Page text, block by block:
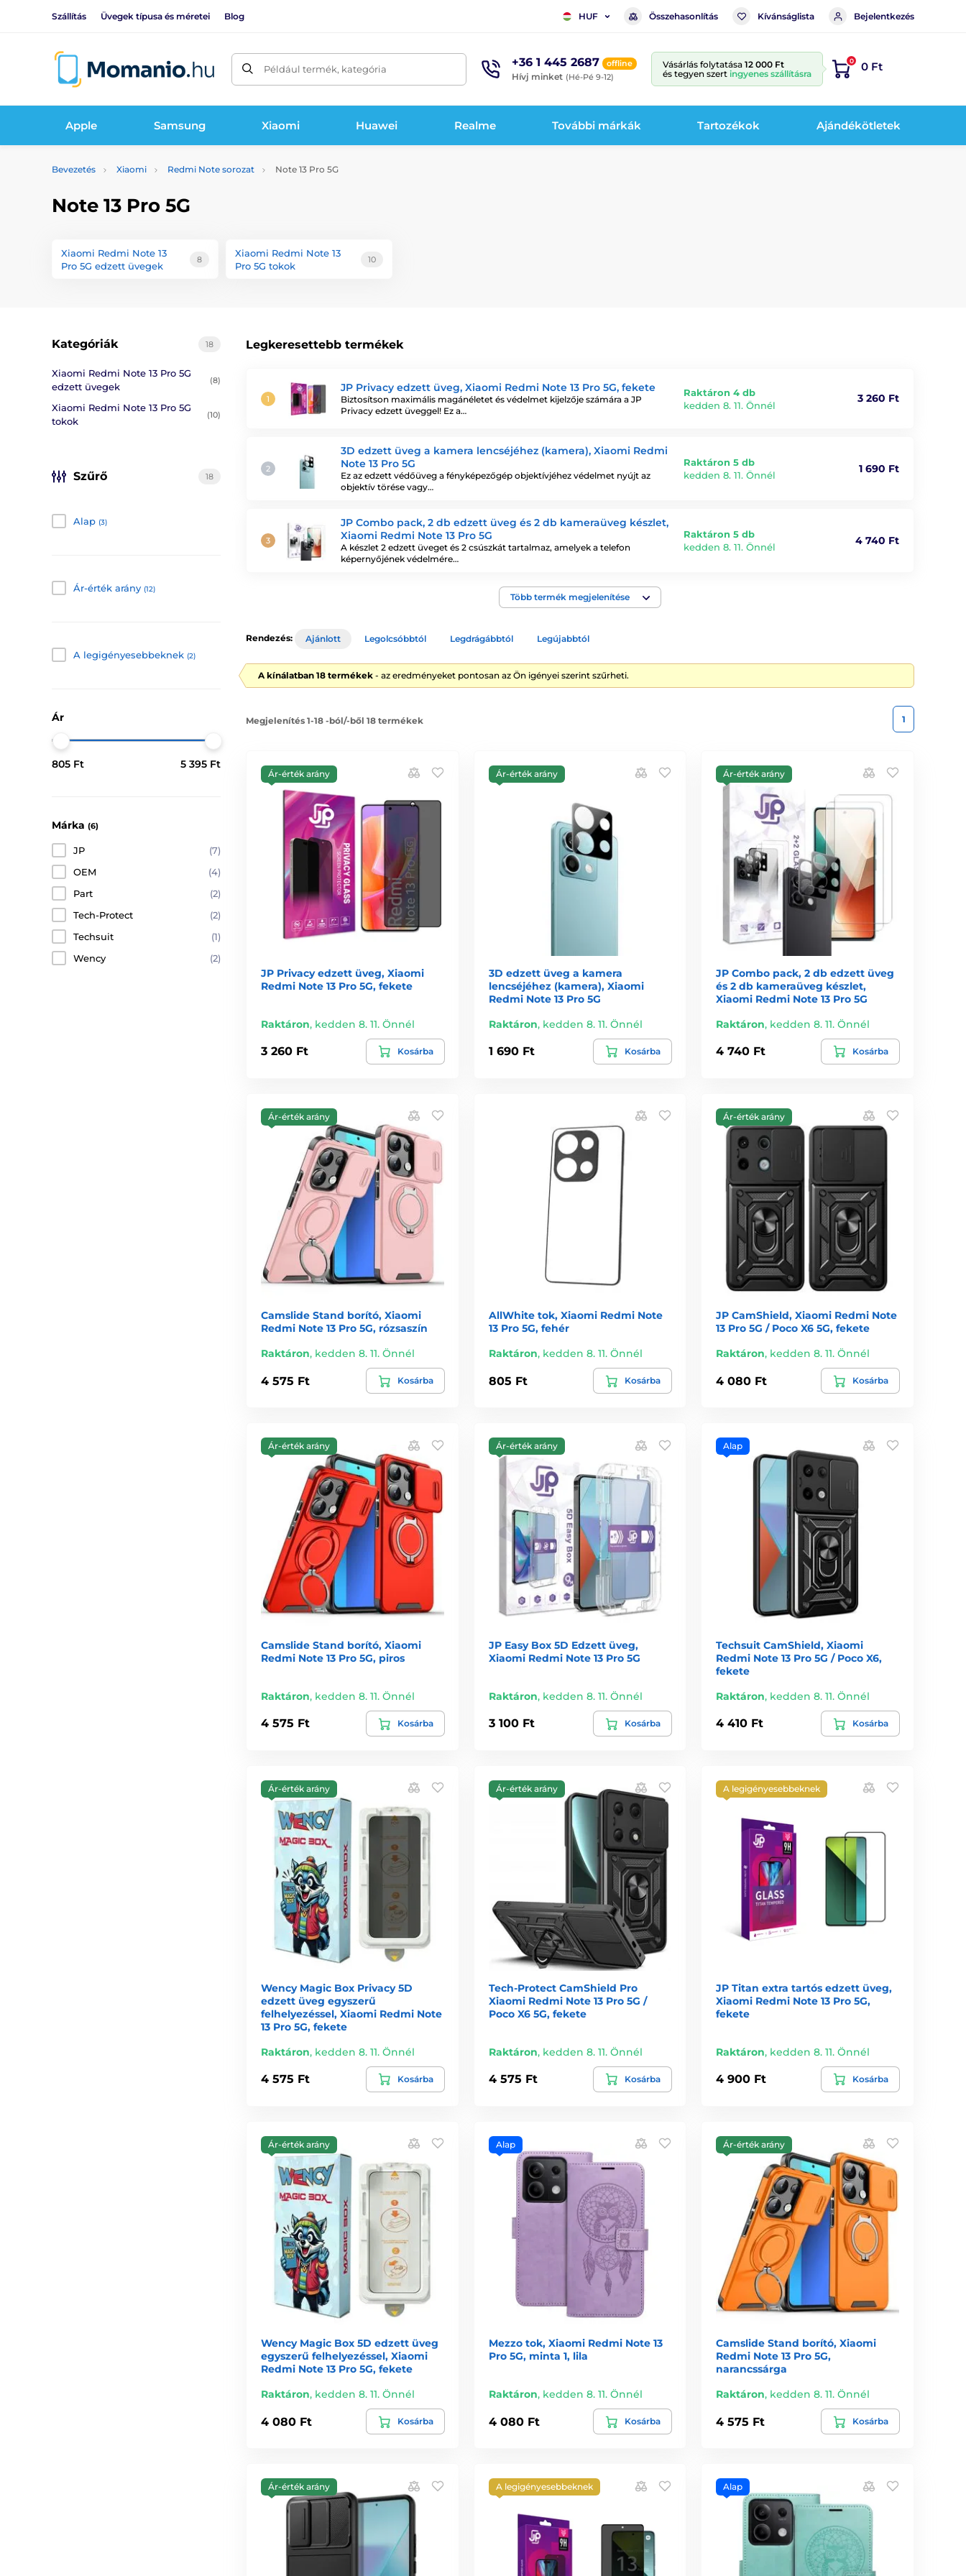
Szállítás Üvegek típusa és méretei Blog HUF Összehasonlítás Kívánságlista Bejelentkezés
Például termék, kategória +36 1 445 2687 offline
Hívj minket (Hé-Pé 9-12)
Vásárlás folytatása 12 000 Ft
és tegyen szert ingyenes szállításra
0 0 Ft
Apple Samsung Xiaomi Huawei Realme További márkák Tartozékok Ajándékötletek
Bevezetés Xiaomi Redmi Note sorozat Note 13 Pro 5G
Note 13 Pro 5G
Xiaomi Redmi Note 13
Pro 5G edzett üvegek
8
Xiaomi Redmi Note 13
Pro 5G tokok
10
Legkeresettebb termékek
JP Privacy edzett üveg, Xiaomi Redmi Note 13 Pro 5G, fekete
Biztosítson maximális magánéletet és védelmet kijelzője számára a JP
Privacy edzett üveggel! Ez a…
Raktáron 4 db
kedden 8. 11. Önnél
3 260 Ft
3D edzett üveg a kamera lencséjéhez (kamera), Xiaomi Redmi
Note 13 Pro 5G
Ez az edzett védőüveg a fényképezőgép objektívjéhez védelmet nyújt az
objektív törése vagy…
Raktáron 5 db
kedden 8. 11. Önnél
1 690 Ft
JP Combo pack, 2 db edzett üveg és 2 db kameraüveg készlet,
Xiaomi Redmi Note 13 Pro 5G
A készlet 2 edzett üveget és 2 csúszkát tartalmaz, amelyek a telefon
képernyőjének védelmére…
Raktáron 5 db
kedden 8. 11. Önnél
4 740 Ft
Több termék megjelenítése
18
Kategóriák
Xiaomi Redmi Note 13 Pro 5G
edzett üvegek
(8)
Xiaomi Redmi Note 13 Pro 5G
tokok
(10)
Szűrő 18
Alap (3)
Ár-érték arány (12)
A legigényesebbeknek (2)
Ár
805 Ft 5 395 Ft
Márka (6)
JP
(7)
OEM
(4)
Part
(2)
Tech-Protect
(2)
Techsuit
(1)
Wency
(2)
Rendezés: Ajánlott Legolcsóbbtól Legdrágábbtól Legújabbtól
A kínálatban 18 termékek - az eredményeket pontosan az Ön igényei szerint szűrheti.
Megjelenítés 1-18 -ból/-ből 18 termékek 1
Ár-érték arány
JP Privacy edzett üveg, Xiaomi
Redmi Note 13 Pro 5G, fekete
Raktáron, kedden 8. 11. Önnél
3 260 Ft Kosárba
Ár-érték arány
3D edzett üveg a kamera
lencséjéhez (kamera), Xiaomi
Redmi Note 13 Pro 5G
Raktáron, kedden 8. 11. Önnél
1 690 Ft Kosárba
Ár-érték arány
JP Combo pack, 2 db edzett üveg
és 2 db kameraüveg készlet,
Xiaomi Redmi Note 13 Pro 5G
Raktáron, kedden 8. 11. Önnél
4 740 Ft Kosárba
Ár-érték arány
Camslide Stand borító, Xiaomi
Redmi Note 13 Pro 5G, rózsaszín
Raktáron, kedden 8. 11. Önnél
4 575 Ft Kosárba
AllWhite tok, Xiaomi Redmi Note
13 Pro 5G, fehér
Raktáron, kedden 8. 11. Önnél
805 Ft Kosárba
Ár-érték arány
JP CamShield, Xiaomi Redmi Note
13 Pro 5G / Poco X6 5G, fekete
Raktáron, kedden 8. 11. Önnél
4 080 Ft Kosárba
Ár-érték arány
Camslide Stand borító, Xiaomi
Redmi Note 13 Pro 5G, piros
Raktáron, kedden 8. 11. Önnél
4 575 Ft Kosárba
Ár-érték arány
JP Easy Box 5D Edzett üveg,
Xiaomi Redmi Note 13 Pro 5G
Raktáron, kedden 8. 11. Önnél
3 100 Ft Kosárba
Alap
Techsuit CamShield, Xiaomi
Redmi Note 13 Pro 5G / Poco X6,
fekete
Raktáron, kedden 8. 11. Önnél
4 410 Ft Kosárba
Ár-érték arány
Wency Magic Box Privacy 5D
edzett üveg egyszerű
felhelyezéssel, Xiaomi Redmi Note
13 Pro 5G, fekete
Raktáron, kedden 8. 11. Önnél
4 575 Ft Kosárba
Ár-érték arány
Tech-Protect CamShield Pro
Xiaomi Redmi Note 13 Pro 5G /
Poco X6 5G, fekete
Raktáron, kedden 8. 11. Önnél
4 575 Ft Kosárba
A legigényesebbeknek
JP Titan extra tartós edzett üveg,
Xiaomi Redmi Note 13 Pro 5G,
fekete
Raktáron, kedden 8. 11. Önnél
4 900 Ft Kosárba
Ár-érték arány
Wency Magic Box 5D edzett üveg
egyszerű felhelyezéssel, Xiaomi
Redmi Note 13 Pro 5G, fekete
Raktáron, kedden 8. 11. Önnél
4 080 Ft Kosárba
Alap
Mezzo tok, Xiaomi Redmi Note 13
Pro 5G, minta 1, lila
Raktáron, kedden 8. 11. Önnél
4 080 Ft Kosárba
Ár-érték arány
Camslide Stand borító, Xiaomi
Redmi Note 13 Pro 5G,
narancssárga
Raktáron, kedden 8. 11. Önnél
4 575 Ft Kosárba
Ár-érték arány A legigényesebbeknek Alap